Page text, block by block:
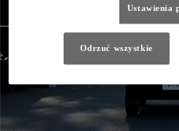
Ustawienia
Odrzuć wszystkie